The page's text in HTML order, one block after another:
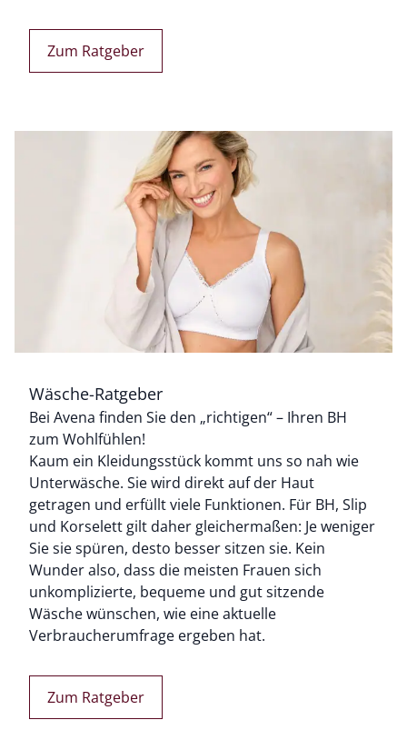
Zum Ratgeber
Wäsche-Ratgeber
Bei Avena finden Sie den „richtigen“ – Ihren BH
zum Wohlfühlen!
Kaum ein Kleidungsstück kommt uns so nah wie
Unterwäsche. Sie wird direkt auf der Haut
getragen und erfüllt viele Funktionen. Für BH, Slip
und Korselett gilt daher gleichermaßen: Je weniger
Sie sie spüren, desto besser sitzen sie. Kein
Wunder also, dass die meisten Frauen sich
unkomplizierte, bequeme und gut sitzende
Wäsche wünschen, wie eine aktuelle
Verbraucherumfrage ergeben hat.
Zum Ratgeber